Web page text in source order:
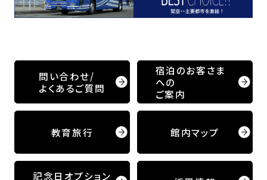
問い合わせ/
よくあるご質問
宿泊のお客さま
への
ご案内
教育旅行 館内マップ
記念日オプション